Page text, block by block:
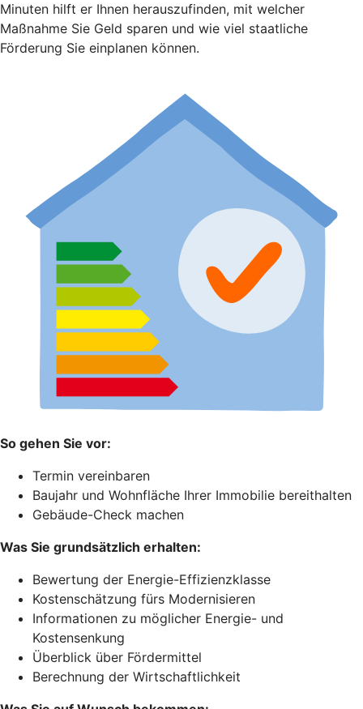
Minuten hilft er Ihnen herauszufinden, mit welcher
Maßnahme Sie Geld sparen und wie viel staatliche
Förderung Sie einplanen können.
So gehen Sie vor:
Termin vereinbaren
Baujahr und Wohnfläche Ihrer Immobilie bereithalten
Gebäude-Check machen
Was Sie grundsätzlich erhalten:
Bewertung der Energie-Effizienzklasse
Kostenschätzung fürs Modernisieren
Informationen zu möglicher Energie- und
Kostensenkung
Überblick über Fördermittel
Berechnung der Wirtschaftlichkeit